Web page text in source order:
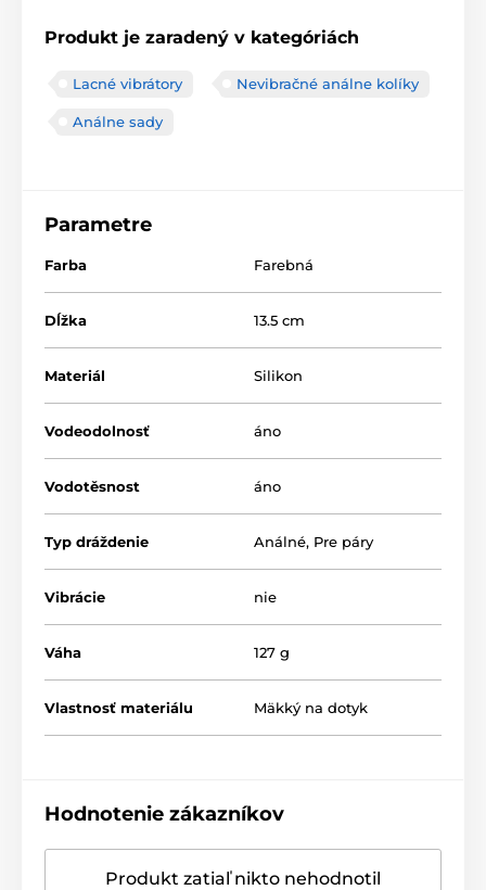
Produkt je zaradený v kategóriách
Lacné vibrátory Nevibračné análne kolíky
Análne sady
Parametre
Farba Farebná
Dĺžka 13.5 cm
Materiál Silikon
Vodeodolnosť áno
Vodotěsnost áno
Typ dráždenie Análné, Pre páry
Vibrácie nie
Váha 127 g
Vlastnosť materiálu Mäkký na dotyk
Hodnotenie zákazníkov
Produkt zatiaľ nikto nehodnotil